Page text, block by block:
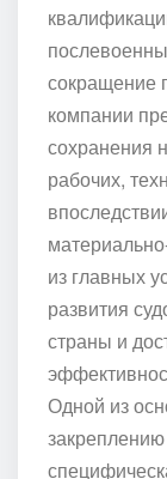
сокращение
компании
сохранения
рабочих,
из главных
развития
страны и
Одной из